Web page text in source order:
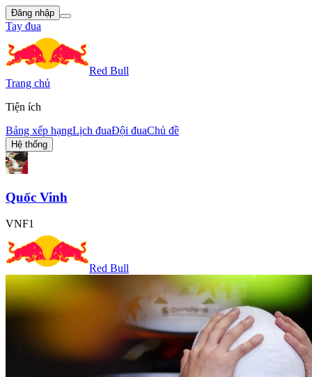
Đăng nhập
Tay đua
Red Bull
Trang chủ
Tiện ích
Bảng xếp hạngLịch đuaĐội đuaChủ đề
Hệ thống
Quốc Vinh
VNF1
Red Bull